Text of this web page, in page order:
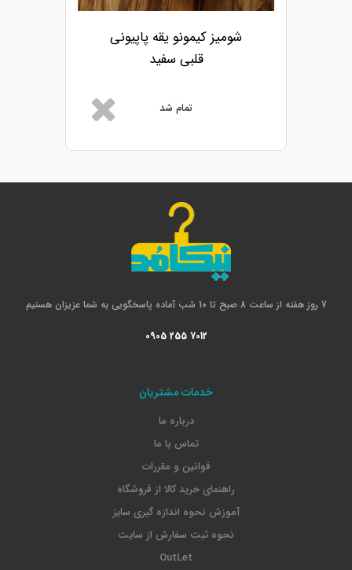
شومیز کیمونو یقه پاپیونی
قلبی سفید
تمام شد
7 روز هفته از ساعت 8 صبح تا 10 شب آماده پاسخگویی به شما عزیزان هستیم
0905 255 7012
خدمات مشتریان
درباره ما
تماس با ما
قوانین و مقررات
راهنمای خرید کالا از فروشگاه
آموزش نحوه اندازه گیری سایز
نحوه ثبت سفارش از سایت
OutLet